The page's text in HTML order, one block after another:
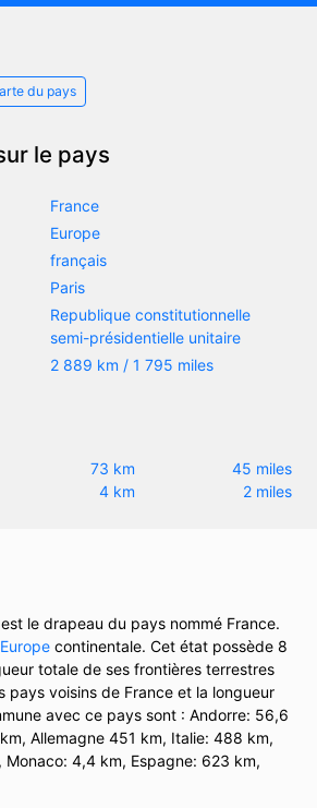
du pays
le pays
France
Europe
français
Paris
Republique constitutionnelle
semi-présidentielle unitaire
2 889 km / 1 795 miles
73 km
45 miles
4 km 2 miles
le drapeau du pays nommé France.
Europe continentale. Cet état possède 8
totale de ses frontières terrestres
pays voisins de France et la longueur
avec ce pays sont : Andorre: 56,6
Allemagne 451 km, Italie: 488 km,
4,4 km, Espagne: 623 km,